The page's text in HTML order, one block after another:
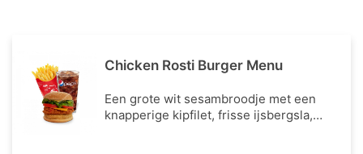
Chicken Rosti Burger Menu
Een grote wit sesambroodje met een
knapperige kipfilet, frisse ijsbergsla,